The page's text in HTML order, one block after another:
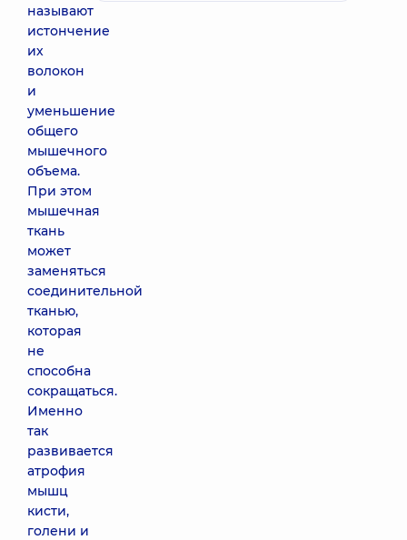
называют
истончение
их
волокон
и
уменьшение
общего
мышечного
объема.
При этом
мышечная
ткань
может
заменяться
соединительной
тканью,
которая
не
способна
сокращаться.
Именно
так
развивается
атрофия
мышц
кисти,
голени и